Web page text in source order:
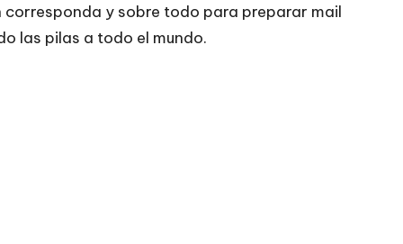
y sobre todo para preparar mail
las pilas a todo el mundo.